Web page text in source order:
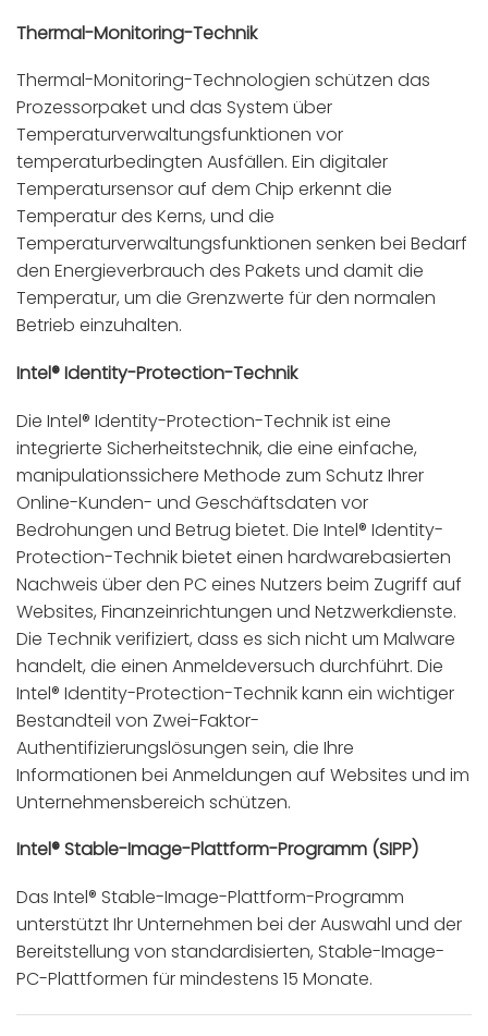
Thermal-Monitoring-Technik
Thermal-Monitoring-Technologien schützen das
Prozessorpaket und das System über
Temperaturverwaltungsfunktionen vor
temperaturbedingten Ausfällen. Ein digitaler
Temperatursensor auf dem Chip erkennt die
Temperatur des Kerns, und die
Temperaturverwaltungsfunktionen senken bei Bedarf
den Energieverbrauch des Pakets und damit die
Temperatur, um die Grenzwerte für den normalen
Betrieb einzuhalten.
Intel® Identity-Protection-Technik
Die Intel® Identity-Protection-Technik ist eine
integrierte Sicherheitstechnik, die eine einfache,
manipulationssichere Methode zum Schutz Ihrer
Online-Kunden- und Geschäftsdaten vor
Bedrohungen und Betrug bietet. Die Intel® Identity-
Protection-Technik bietet einen hardwarebasierten
Nachweis über den PC eines Nutzers beim Zugriff auf
Websites, Finanzeinrichtungen und Netzwerkdienste.
Die Technik verifiziert, dass es sich nicht um Malware
handelt, die einen Anmeldeversuch durchführt. Die
Intel® Identity-Protection-Technik kann ein wichtiger
Bestandteil von Zwei-Faktor-
Authentifizierungslösungen sein, die Ihre
Informationen bei Anmeldungen auf Websites und im
Unternehmensbereich schützen.
Intel® Stable-Image-Plattform-Programm (SIPP)
Das Intel® Stable-Image-Plattform-Programm
unterstützt Ihr Unternehmen bei der Auswahl und der
Bereitstellung von standardisierten, Stable-Image-
PC-Plattformen für mindestens 15 Monate.